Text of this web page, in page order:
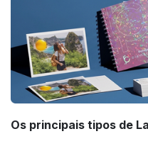
Os principais tipos de